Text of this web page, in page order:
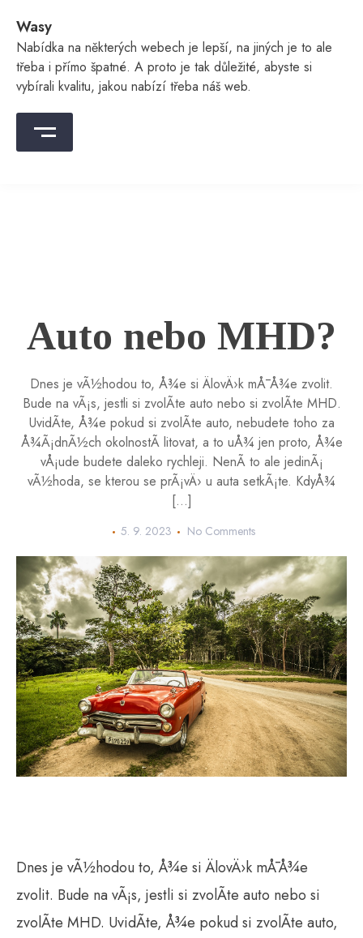
content
Wasy
Nabídka na některých webech je lepší, na jiných je to ale
třeba i přímo špatné. A proto je tak důležité, abyste si
vybírali kvalitu, jakou nabízí třeba náš web.
Auto nebo MHD?
Dnes je vÃ½hodou to, Å¾e si ÄlovÄ›k mÅ¯Å¾e zvolit.
Bude na vÃ¡s, jestli si zvolÃ­te auto nebo si zvolÃ­te MHD.
UvidÃ­te, Å¾e pokud si zvolÃ­te auto, nebudete toho za
Å¾Ã¡dnÃ½ch okolnostÃ­ litovat, a to uÅ¾ jen proto, Å¾e
vÅ¡ude budete daleko rychleji. NenÃ­ to ale jedinÃ¡
vÃ½hoda, se kterou se prÃ¡vÄ› u auta setkÃ¡te. KdyÅ¾
[…]
5. 9. 2023 No Comments
Dnes je vÃ½hodou to, Å¾e si ÄlovÄ›k mÅ¯Å¾e
zvolit. Bude na vÃ¡s, jestli si zvolÃ­te auto nebo si
zvolÃ­te MHD. UvidÃ­te, Å¾e pokud si zvolÃ­te auto,